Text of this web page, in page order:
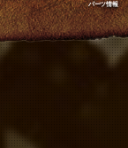
パーツ情報